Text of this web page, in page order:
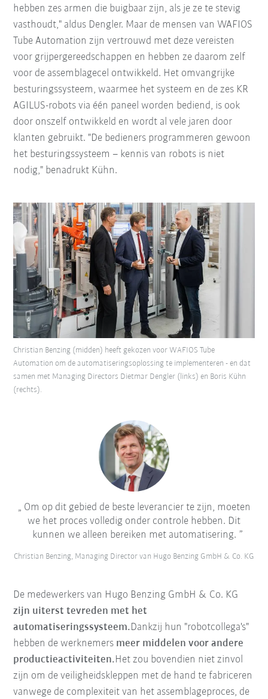
hebben zes armen die buigbaar zijn, als je ze te stevig
vasthoudt," aldus Dengler. Maar de mensen van WAFIOS
Tube Automation zijn vertrouwd met deze vereisten
voor grijpergereedschappen en hebben ze daarom zelf
voor de assemblagecel ontwikkeld. Het omvangrijke
besturingssysteem, waarmee het systeem en de zes KR
AGILUS-robots via één paneel worden bediend, is ook
door onszelf ontwikkeld en wordt al vele jaren door
klanten gebruikt. "De bedieners programmeren gewoon
het besturingssysteem – kennis van robots is niet
nodig," benadrukt Kühn.
Christian Benzing (midden) heeft gekozen voor WAFIOS Tube
Automation om de automatiseringsoplossing te implementeren - en dat
samen met Managing Directors Dietmar Dengler (links) en Boris Kühn
(rechts).
Om op dit gebied de beste leverancier te zijn, moeten
we het proces volledig onder controle hebben. Dit
kunnen we alleen bereiken met automatisering.
Christian Benzing, Managing Director van Hugo Benzing GmbH & Co. KG
De medewerkers van Hugo Benzing GmbH & Co. KG
zijn uiterst tevreden met het
automatiseringssysteem. Dankzij hun "robotcollega's"
hebben de werknemers meer middelen voor andere
productieactiviteiten. Het zou bovendien niet zinvol
zijn om de veiligheidskleppen met de hand te fabriceren
vanwege de complexiteit van het assemblageproces, de